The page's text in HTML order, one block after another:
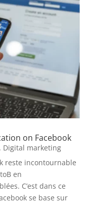
on Facebook
, Digital marketing
reste incontournable
en
C’est dans ce
se base sur